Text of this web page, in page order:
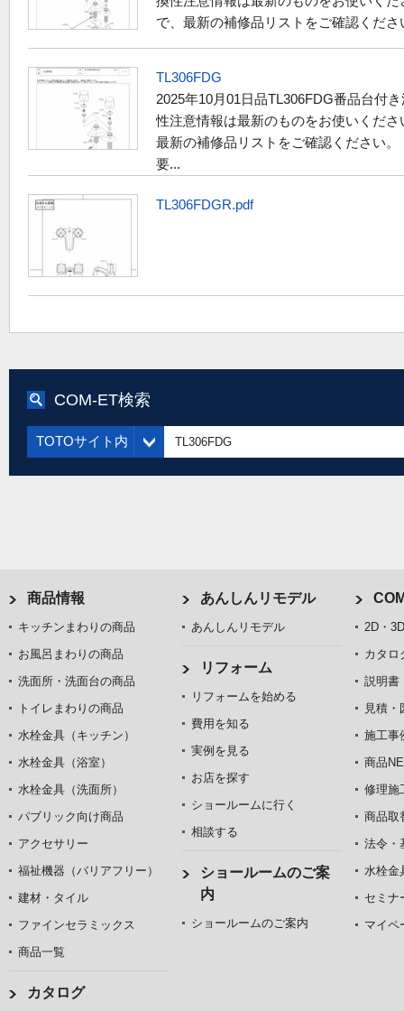
で、最新の補修品リストをご確認くだ
TL306FDG
2025年10月01日品TL306FDG番品台付
性注意情報は最新のものをお使いくだ
最新の補修品リストをご確認ください
要...
TL306FDGR.pdf
COM-ET検索
TOTOサイト内
商品情報
キッチンまわりの商品
お風呂まわりの商品
洗面所・洗面台の商品
トイレまわりの商品
水栓金具（キッチン）
水栓金具（浴室）
水栓金具（洗面所）
パブリック向け商品
アクセサリー
福祉機器（バリアフリー）
建材・タイル
ファインセラミックス
商品一覧
カタログ
あんしんリモデル
あんしんリモデル
リフォーム
リフォームを始める
費用を知る
実例を見る
お店を探す
ショールームに行く
相談する
ショールームのご案
内
ショールームのご案内
2D・
カタロ
説明書
見積・
施工事
商品
修理施
商品取
法令・
水栓金
セミナ
マイペ